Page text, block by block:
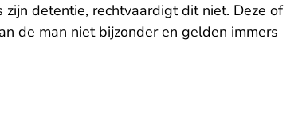
detentie, rechtvaardigt dit niet. Deze of
de man niet bijzonder en gelden immers